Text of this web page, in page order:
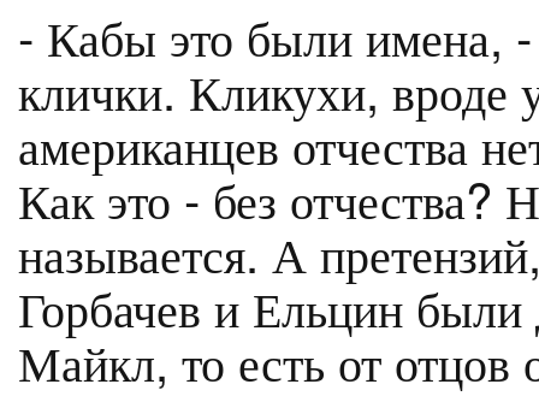
- Кабы это были имена,
клички. Кликухи, вроде
американцев отчества
Как это - без отчества?
называется. А
Горбачев и Ельцин
Майкл, то есть от отцов